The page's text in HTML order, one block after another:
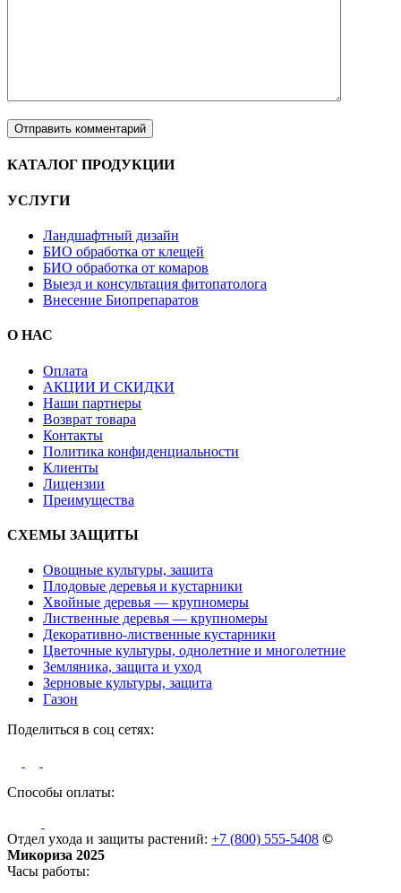
КАТАЛОГ ПРОДУКЦИИ
УСЛУГИ
Ландшафтный дизайн
БИО обработка от клещей
БИО обработка от комаров
Выезд и консультация фитопатолога
Внесение Биопрепаратов
О НАС
Оплата
АКЦИИ И СКИДКИ
Наши партнеры
Возврат товара
Контакты
Политика конфиденциальности
Клиенты
Лицензии
Преимущества
СХЕМЫ ЗАЩИТЫ
Овощные культуры, защита
Плодовые деревья и кустарники
Хвойные деревья — крупномеры
Лиственные деревья — крупномеры
Декоративно-лиственные кустарники
Цветочные культуры, однолетние и многолетние
Земляника, защита и уход
Зерновые культуры, защита
Газон
Поделиться в соц сетях:
Способы оплаты:
Отдел ухода и защиты растений: +7 (800) 555-5408 ©
Микориза 2025
Часы работы: